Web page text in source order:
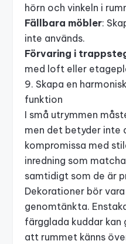
hörn och vinkeln i
Fällbara möbler:
inte används.
Förvaring i
med loft eller
9. Skapa en
funktion
I små utrymmen
men det betyder inte
kompromissa med
inredning som
samtidigt som de är
Dekorationer bör
genomtänkta.
färgglada kuddar kan
att rummet känns